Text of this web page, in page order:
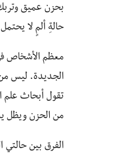
بحزن عميق
حالةِ ألمٍ لا
معظم الأشخاص
الجديدة. ليس من
تقول أبحاث علم
من الحزن ويظل
الفرق بين حالتي